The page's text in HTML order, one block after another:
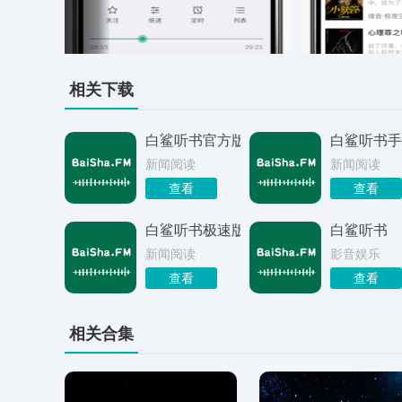
相关下载
白鲨听书官方版
新闻阅读
查看
白鲨听书
新闻阅读
查看
白鲨听书极速版
新闻阅读
查看
白鲨听书
影音娱乐
查看
相关合集